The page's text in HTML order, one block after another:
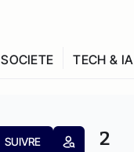
SOCIETE TECH & IA
SUIVRE 2